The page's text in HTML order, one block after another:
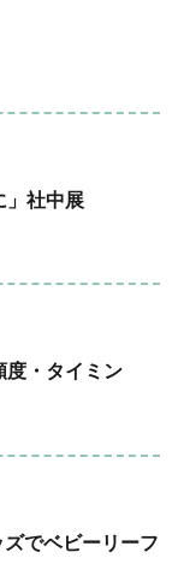
」社中展
度・タイミン
ズでベビーリーフ